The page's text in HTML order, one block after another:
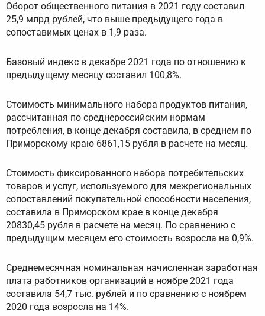
Оборот общественного питания в 2021 году составил
25,9 млрд рублей, что выше предыдущего года в
сопоставимых ценах в 1,9 раза.
Базовый индекс в декабре 2021 года по отношению к
предыдущему месяцу составил 100,8%.
Стоимость минимального набора продуктов питания,
рассчитанная по среднероссийским нормам
потребления, в конце декабря составила, в среднем по
Приморскому краю 6861,15 рубля в расчете на месяц.
Стоимость фиксированного набора потребительских
товаров и услуг, используемого для межрегиональных
сопоставлений покупательной способности населения,
составила в Приморском крае в конце декабря
20830,45 рубля в расчете на месяц. По сравнению с
предыдущим месяцем его стоимость возросла на 0,9%.
Среднемесячная номинальная начисленная заработная
плата работников организаций в ноябре 2021 года
составила 54,7 тыс. рублей и по сравнению с ноябрем
2020 года возросла на 14%.